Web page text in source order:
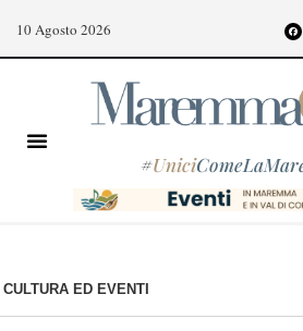
10 Agosto 2026
#Unici
CULTURA ED EVENTI